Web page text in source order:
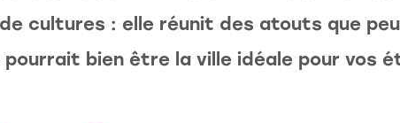
cultures : elle réunit des atouts que
bien être la ville idéale pour vos